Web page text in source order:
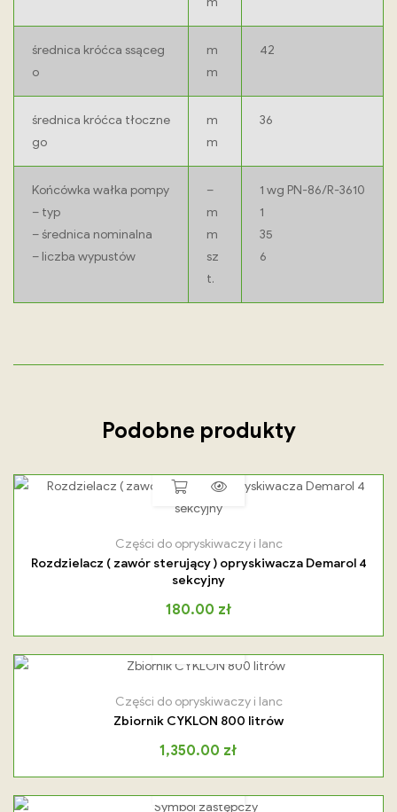
średnica króćca ssąceg
o
m
m
42
średnica króćca tłoczne
go
m
m
36
Końcówka wałka pompy
– typ
– średnica nominalna
– liczba wypustów
–
m
m
sz
t.
1 wg PN-86/R-3610
1
35
6
Podobne produkty
Części do opryskiwaczy i lanc
Rozdzielacz ( zawór sterujący ) opryskiwacza Demarol 4
sekcyjny
180.00 zł
Części do opryskiwaczy i lanc
Zbiornik CYKLON 800 litrów
1,350.00 zł